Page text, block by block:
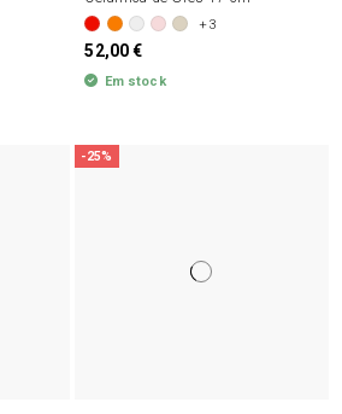
+3
52,00 €
Em stock
-25%